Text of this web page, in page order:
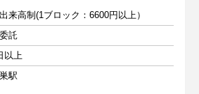
来高制(1ブロック：6600円以上）
託
以上
駅